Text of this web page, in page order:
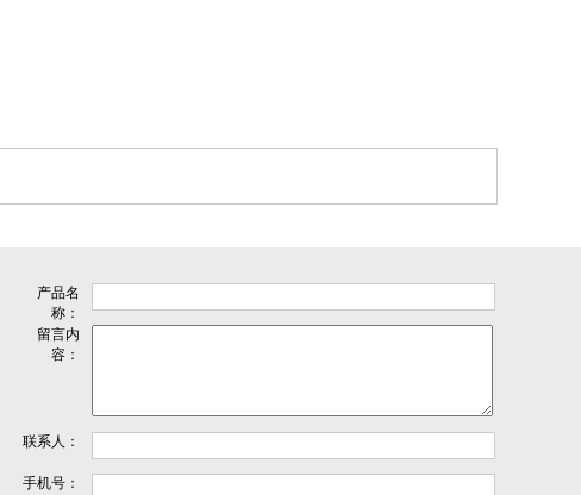
产品名
称：
留言内
容：
联系人：
手机号：